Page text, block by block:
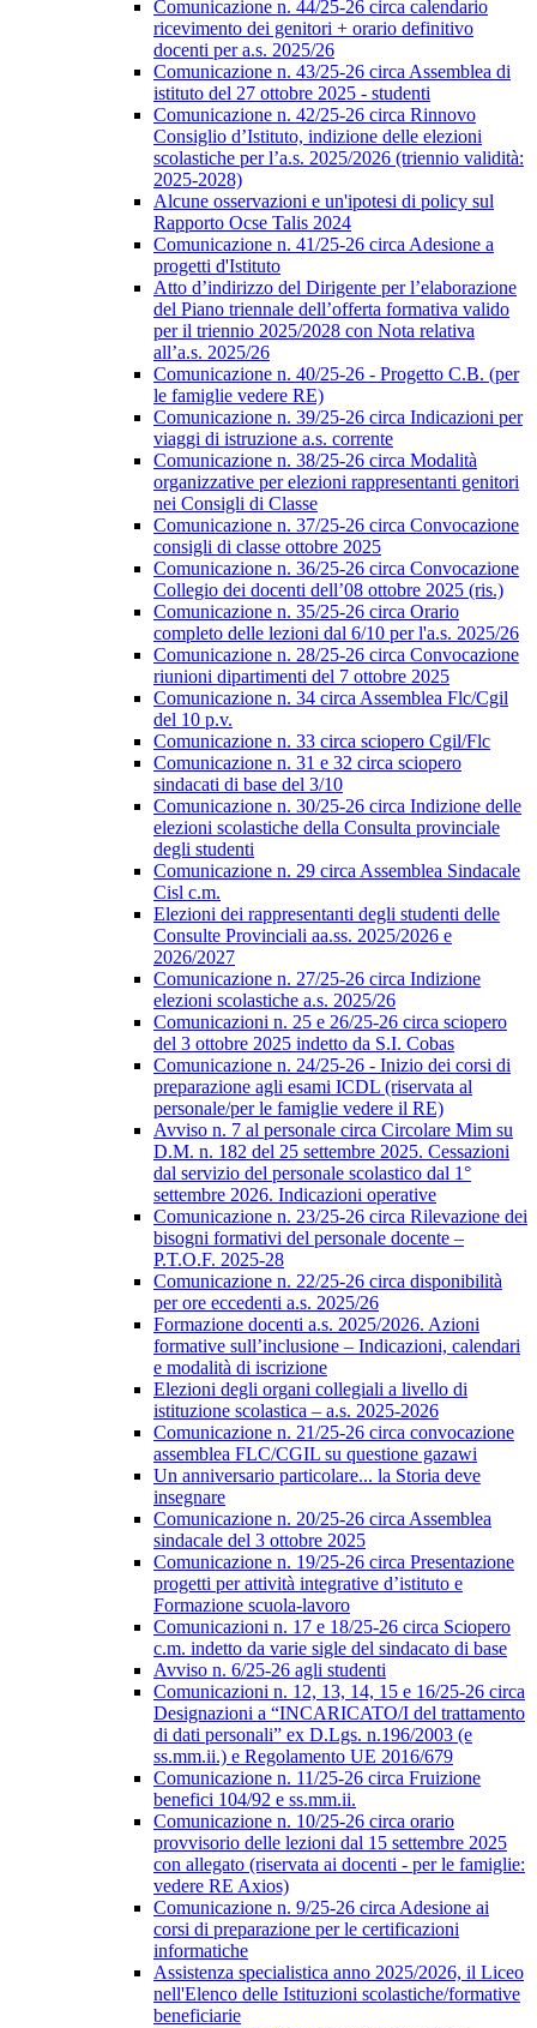
Comunicazione n. 44/25-26 circa calendario
ricevimento dei genitori + orario definitivo
docenti per a.s. 2025/26
Comunicazione n. 43/25-26 circa Assemblea di
istituto del 27 ottobre 2025 - studenti
Comunicazione n. 42/25-26 circa Rinnovo
Consiglio d’Istituto, indizione delle elezioni
scolastiche per l’a.s. 2025/2026 (triennio validità:
2025-2028)
Alcune osservazioni e un'ipotesi di policy sul
Rapporto Ocse Talis 2024
Comunicazione n. 41/25-26 circa Adesione a
progetti d'Istituto
Atto d’indirizzo del Dirigente per l’elaborazione
del Piano triennale dell’offerta formativa valido
per il triennio 2025/2028 con Nota relativa
all’a.s. 2025/26
Comunicazione n. 40/25-26 - Progetto C.B. (per
le famiglie vedere RE)
Comunicazione n. 39/25-26 circa Indicazioni per
viaggi di istruzione a.s. corrente
Comunicazione n. 38/25-26 circa Modalità
organizzative per elezioni rappresentanti genitori
nei Consigli di Classe
Comunicazione n. 37/25-26 circa Convocazione
consigli di classe ottobre 2025
Comunicazione n. 36/25-26 circa Convocazione
Collegio dei docenti dell’08 ottobre 2025 (ris.)
Comunicazione n. 35/25-26 circa Orario
completo delle lezioni dal 6/10 per l'a.s. 2025/26
Comunicazione n. 28/25-26 circa Convocazione
riunioni dipartimenti del 7 ottobre 2025
Comunicazione n. 34 circa Assemblea Flc/Cgil
del 10 p.v.
Comunicazione n. 33 circa sciopero Cgil/Flc
Comunicazione n. 31 e 32 circa sciopero
sindacati di base del 3/10
Comunicazione n. 30/25-26 circa Indizione delle
elezioni scolastiche della Consulta provinciale
degli studenti
Comunicazione n. 29 circa Assemblea Sindacale
Cisl c.m.
Elezioni dei rappresentanti degli studenti delle
Consulte Provinciali aa.ss. 2025/2026 e
2026/2027
Comunicazione n. 27/25-26 circa Indizione
elezioni scolastiche a.s. 2025/26
Comunicazioni n. 25 e 26/25-26 circa sciopero
del 3 ottobre 2025 indetto da S.I. Cobas
Comunicazione n. 24/25-26 - Inizio dei corsi di
preparazione agli esami ICDL (riservata al
personale/per le famiglie vedere il RE)
Avviso n. 7 al personale circa Circolare Mim su
D.M. n. 182 del 25 settembre 2025. Cessazioni
dal servizio del personale scolastico dal 1°
settembre 2026. Indicazioni operative
Comunicazione n. 23/25-26 circa Rilevazione dei
bisogni formativi del personale docente –
P.T.O.F. 2025-28
Comunicazione n. 22/25-26 circa disponibilità
per ore eccedenti a.s. 2025/26
Formazione docenti a.s. 2025/2026. Azioni
formative sull’inclusione – Indicazioni, calendari
e modalità di iscrizione
Elezioni degli organi collegiali a livello di
istituzione scolastica – a.s. 2025-2026
Comunicazione n. 21/25-26 circa convocazione
assemblea FLC/CGIL su questione gazawi
Un anniversario particolare... la Storia deve
insegnare
Comunicazione n. 20/25-26 circa Assemblea
sindacale del 3 ottobre 2025
Comunicazione n. 19/25-26 circa Presentazione
progetti per attività integrative d’istituto e
Formazione scuola-lavoro
Comunicazioni n. 17 e 18/25-26 circa Sciopero
c.m. indetto da varie sigle del sindacato di base
Avviso n. 6/25-26 agli studenti
Comunicazioni n. 12, 13, 14, 15 e 16/25-26 circa
Designazioni a “INCARICATO/I del trattamento
di dati personali” ex D.Lgs. n.196/2003 (e
ss.mm.ii.) e Regolamento UE 2016/679
Comunicazione n. 11/25-26 circa Fruizione
benefici 104/92 e ss.mm.ii.
Comunicazione n. 10/25-26 circa orario
provvisorio delle lezioni dal 15 settembre 2025
con allegato (riservata ai docenti - per le famiglie:
vedere RE Axios)
Comunicazione n. 9/25-26 circa Adesione ai
corsi di preparazione per le certificazioni
informatiche
Assistenza specialistica anno 2025/2026, il Liceo
nell'Elenco delle Istituzioni scolastiche/formative
beneficiarie